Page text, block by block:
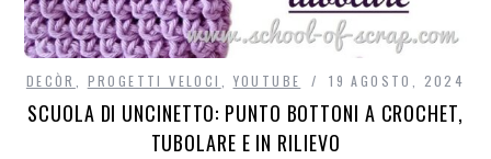
DECÒR PROGETTI VELOCI YOUTUBE 19 AGOSTO, 2024
SCUOLA DI UNCINETTO: PUNTO BOTTONI A CROCHET,
TUBOLARE E IN RILIEVO